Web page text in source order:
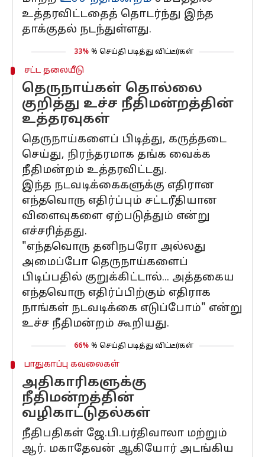
உத்தரவிட்டதைத் தொடர்ந்து இந்த
தாக்குதல் நடந்துள்ளது.
33% % செய்தி படித்து விட்டீர்கள்
சட்ட தலையீடு
தெருநாய்கள் தொல்லை
குறித்து உச்ச நீதிமன்றத்தின்
உத்தரவுகள்
தெருநாய்களைப் பிடித்து, கருத்தடை
செய்து, நிரந்தரமாக தங்க வைக்க
நீதிமன்றம் உத்தரவிட்டது.
இந்த நடவடிக்கைகளுக்கு எதிரான
எந்தவொரு எதிர்ப்பும் சட்டரீதியான
விளைவுகளை ஏற்படுத்தும் என்று
எச்சரித்தது.
"எந்தவொரு தனிநபரோ அல்லது
அமைப்போ தெருநாய்களைப்
பிடிப்பதில் குறுக்கிட்டால்... அத்தகைய
எந்தவொரு எதிர்ப்பிற்கும் எதிராக
நாங்கள் நடவடிக்கை எடுப்போம்" என்று
உச்ச நீதிமன்றம் கூறியது.
66% % செய்தி படித்து விட்டீர்கள்
பாதுகாப்பு கவலைகள்
அதிகாரிகளுக்கு
நீதிமன்றத்தின்
வழிகாட்டுதல்கள்
நீதிபதிகள் ஜே.பி.பர்திவாலா மற்றும்
ஆர். மகாதேவன் ஆகியோர் அடங்கிய